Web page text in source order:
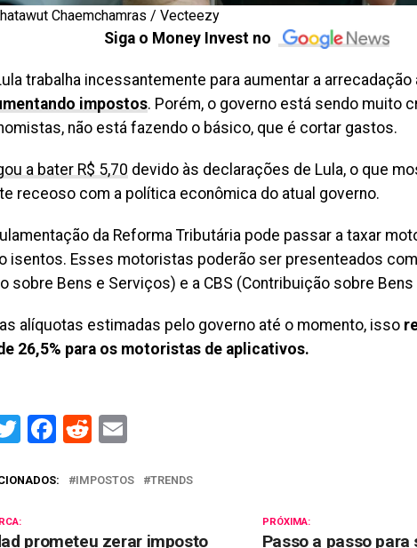
Chaemchamras / Vecteezy
Siga o Money Invest no
trabalha incessantemente para aumentar a
impostos. Porém, o governo está sendo muito
não está fazendo o básico, que é cortar gastos.
a bater R$ 5,70 devido às declarações de Lula, o que
receoso com a política econômica do atual governo.
da Reforma Tributária pode passar a taxar
isentos. Esses motoristas poderão ser presenteados
sobre Bens e Serviços) e a CBS (Contribuição sobre
alíquotas estimadas pelo governo até o momento, isso
26,5% para os motoristas de aplicativos.
Twitter
Facebook
Reddit
IMPOSTOS TRENDS
PRÓXIMA:
Passo a passo para
prometeu zerar imposto